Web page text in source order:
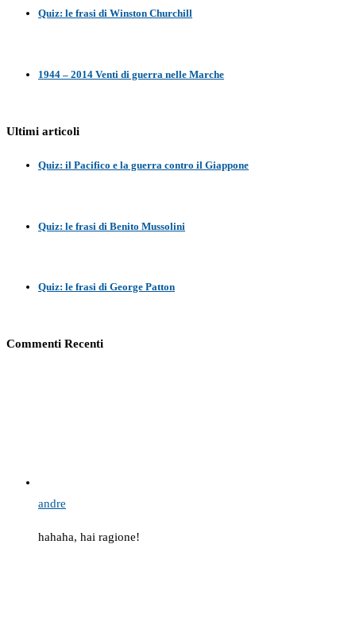
Quiz: le frasi di Winston Churchill
1944 – 2014 Venti di guerra nelle Marche
Ultimi articoli
Quiz: il Pacifico e la guerra contro il Giappone
Quiz: le frasi di Benito Mussolini
Quiz: le frasi di George Patton
Commenti Recenti
andre
hahaha, hai ragione!